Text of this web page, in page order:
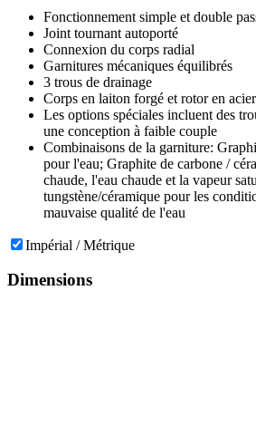
Fonctionnement simple et double
Joint tournant autoporté
Connexion du corps radial
Garnitures mécaniques équilibrés
3 trous de drainage
Corps en laiton forgé et rotor en
Les options spéciales incluent des
une conception à faible couple
Combinaisons de la garniture:
pour l'eau; Graphite de carbone /
chaude, l'eau chaude et la vapeur
tungstène/céramique pour les
mauvaise qualité de l'eau
Impérial / Métrique
Dimensions